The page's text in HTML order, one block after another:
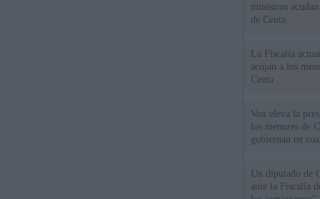
ministros
de Ceuta
La Fiscalía
acojan a los
Ceuta
Vox eleva la
los menores de
gobiernan en
Un diputado de
ante la Fiscalía